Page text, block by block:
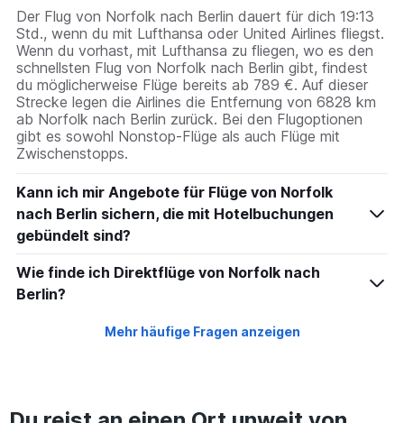
Der Flug von Norfolk nach Berlin dauert für dich 19:13
Std., wenn du mit Lufthansa oder United Airlines fliegst.
Wenn du vorhast, mit Lufthansa zu fliegen, wo es den
schnellsten Flug von Norfolk nach Berlin gibt, findest
du möglicherweise Flüge bereits ab 789 €. Auf dieser
Strecke legen die Airlines die Entfernung von 6828 km
ab Norfolk nach Berlin zurück. Bei den Flugoptionen
gibt es sowohl Nonstop-Flüge als auch Flüge mit
Zwischenstopps.
Kann ich mir Angebote für Flüge von Norfolk
nach Berlin sichern, die mit Hotelbuchungen
gebündelt sind?
Wie finde ich Direktflüge von Norfolk nach
Berlin?
Mehr häufige Fragen anzeigen